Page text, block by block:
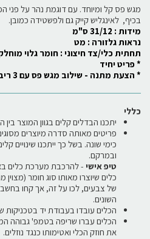
מגש פס קל ומיוחד. עם דוגמת נהר על פני
בכיף, לאינגליש קייק גם ולפשטידה כמובן.
מידות : 31/12 ס"מ
נראות גלזורה : מט
תחתית כלי/צד חיצוני : חומר גלוי
* פריט יחיד
* הצעת מתנה - שילוב מגש פס עם 3 ריבועיות.
כללי
יתכנו הבדלים קלים בגוון המוצר
פריטים מאותה סדרה מיוצרים
כימי שונה. בשל כך ייתכנו שינויים
ובמרקם.
טיפ אישי - להרכבת מערכת כלים
כלים שיוצרו מאותו סוג חומר
של צבעים, לכו על זה, אך קחו
השונים.
הכלים עובדו בעבודת יד בטכניקות
הכלים עברו שריפה בטמפ' גבוהה
את חוזק הכלי ואטימותו כנגד נוזלים.